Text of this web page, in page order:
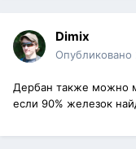
Dimix
Опубликовано
Дербан также можно
если 90% железок